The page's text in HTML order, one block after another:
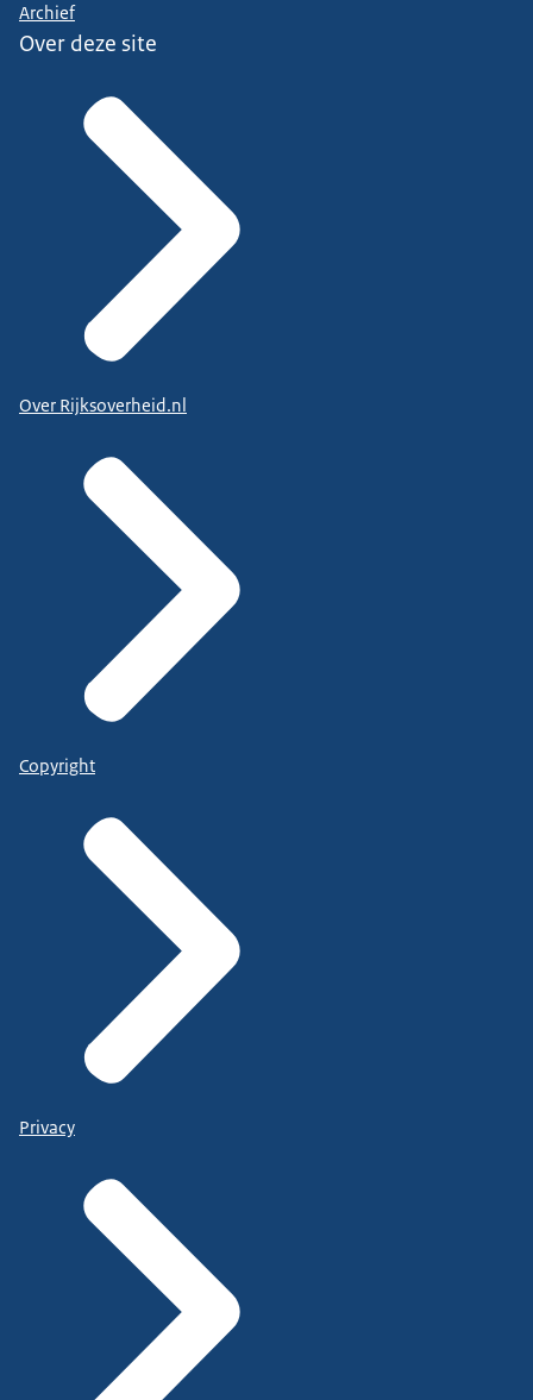
Archief
Over deze site
Over Rijksoverheid.nl
Copyright
Privacy